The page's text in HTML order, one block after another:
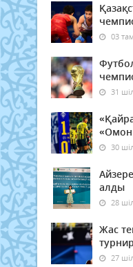
03
31
30
алды
28
Жас
27